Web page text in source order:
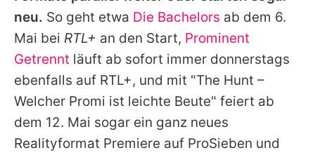
neu. So geht etwa Die Bachelors ab dem 6.
Mai bei RTL+ an den Start, Prominent
Getrennt läuft ab sofort immer donnerstags
ebenfalls auf RTL+, und mit "The Hunt –
Welcher Promi ist leichte Beute" feiert ab
dem 12. Mai sogar ein ganz neues
Realityformat Premiere auf ProSieben und